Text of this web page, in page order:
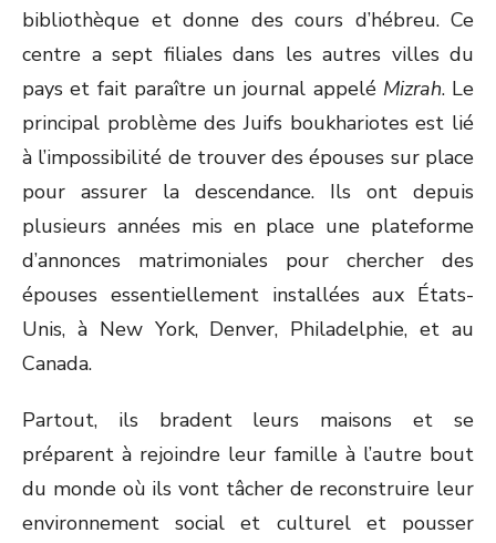
bibliothèque et donne des cours d’hébreu. Ce
centre a sept filiales dans les autres villes du
pays et fait paraître un journal appelé Mizrah. Le
principal problème des Juifs boukhariotes est lié
à l’impossibilité de trouver des épouses sur place
pour assurer la descendance. Ils ont depuis
plusieurs années mis en place une plateforme
d’annonces matrimoniales pour chercher des
épouses essentiellement installées aux États-
Unis, à New York, Denver, Philadelphie, et au
Canada.
Partout, ils bradent leurs maisons et se
préparent à rejoindre leur famille à l’autre bout
du monde où ils vont tâcher de reconstruire leur
environnement social et culturel et pousser